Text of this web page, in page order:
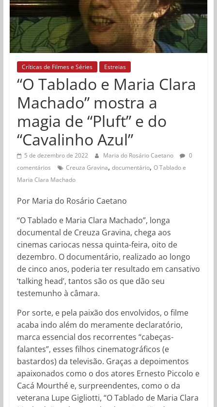
Críticas de Filmes e Séries Estreias
“O Tablado e Maria Clara
Machado” mostra a
magia de “Pluft” e do
“Cavalinho Azul”
5 de dezembro de 2022 Maria do Rosário Caetano
0
comentários
Creuza Gravina, documentário, O Tablado e
Maria Clara Machado
Por Maria do Rosário Caetano
“O Tablado e Maria Clara Machado”, longa
documental de Creuza Gravina, chega aos
cinemas cariocas nessa quinta-feira, oito de
dezembro. O documentário, realizado ao longo
de cinco anos, poderia ter resultado em cansativo
‘talking head’, tantos são os que dão seu
testemunho à câmara.
Por sorte, e pela paixão dos envolvidos, o filme
acaba indo além do meramente declaratório,
marca essencial dos recorrentes “cabeças-
falantes”, esses filhos cinematográficos (e
bastardos) da televisão. Graças a depoimentos
apaixonados como o dos atores Ernesto Piccolo e
Cacá Mourthé e, surpreendentes, como o da
veterana Lupe Gigliotti, “O Tablado de Maria Clara